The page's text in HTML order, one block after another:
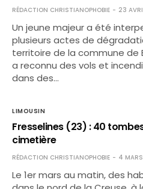
RÉDACTION CHRISTIANOPHOBIE 23
Un jeune majeur a été
plusieurs actes de
territoire de la commune de
a reconnu des vols et
dans des…
LIMOUSIN
Fresselines (23) : 40
cimetière
RÉDACTION CHRISTIANOPHOBIE 4
Le 1er mars au matin, des